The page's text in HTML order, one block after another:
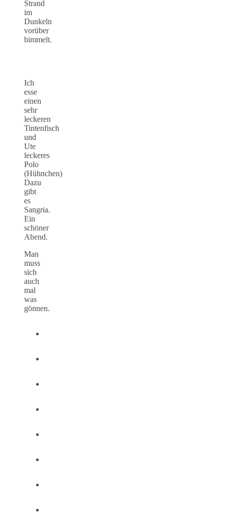
Strand
im
Dunkeln
vorüber
bimmelt.
Ich
esse
einen
sehr
leckeren
Tintenfisch
und
Ute
leckeres
Polo
(Hühnchen)
Dazu
gibt
es
Sangria.
Ein
schöner
Abend.
Man
muss
sich
auch
mal
was
gönnen.